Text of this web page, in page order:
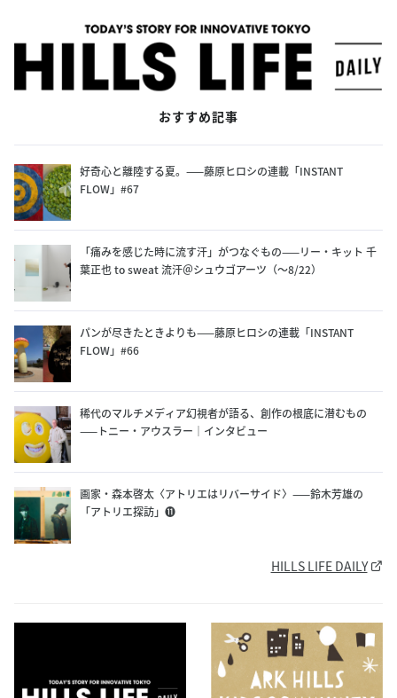
おすすめ記事
好奇心と離陸する夏。——藤原ヒロシの連載「INSTANT
FLOW」#67
「痛みを感じた時に流す汗」がつなぐもの——リー・キット 千
葉正也 to sweat 流汗＠シュウゴアーツ（〜8/22）
パンが尽きたときよりも——藤原ヒロシの連載「INSTANT
FLOW」#66
稀代のマルチメディア幻視者が語る、創作の根底に潜むもの
——トニー・アウスラー｜インタビュー
画家・森本啓太〈アトリエはリバーサイド〉——鈴木芳雄の
「アトリエ探訪」⓫
HILLS LIFE DAILY